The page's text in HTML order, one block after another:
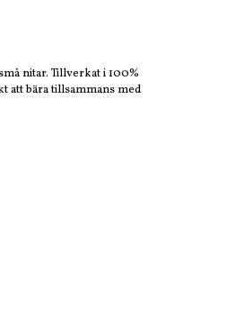
nitar. Tillverkat i 100%
att bära tillsammans med